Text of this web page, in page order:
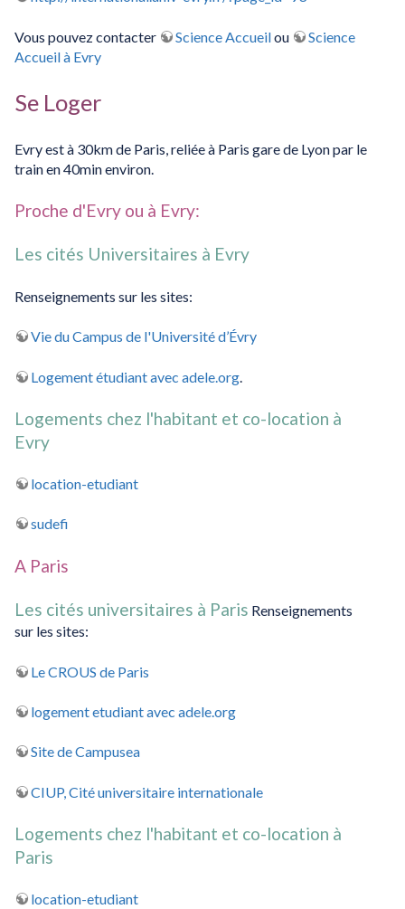
Vous pouvez contacter Science Accueilou
Science
Accueil à Evry
Se Loger
Evry est à 30km de Paris, reliée à Paris gare de Lyon par le
train en 40min environ.
Proche d'Evry ou à Evry:
Les cités Universitaires à Evry
Renseignements sur les sites:
Vie du Campus de l'Université d’Évry
Logement étudiant avec adele.org
Logements chez l'habitant et co-location à
Evry
location-etudiant
sudefi
A Paris
Les cités universitaires à Paris Renseignements
sur les sites:
Le CROUS de Paris
logement etudiant avec adele.org
Site de Campusea
CIUP, Cité universitaire internationale
Logements chez l'habitant et co-location à
Paris
location-etudiant